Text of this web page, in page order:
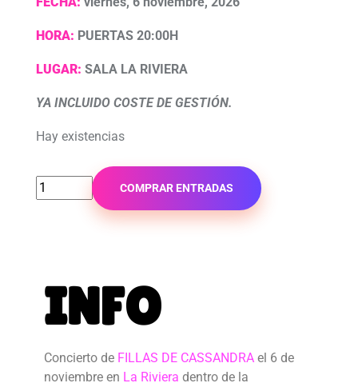
HORA: PUERTAS 20:00H
LUGAR: SALA LA RIVIERA
YA INCLUIDO COSTE DE GESTIÓN.
Hay existencias
COMPRAR ENTRADAS
INFO
Concierto de FILLAS DE CASSANDRAel 6 de
noviembre en La Riviera dentro de la